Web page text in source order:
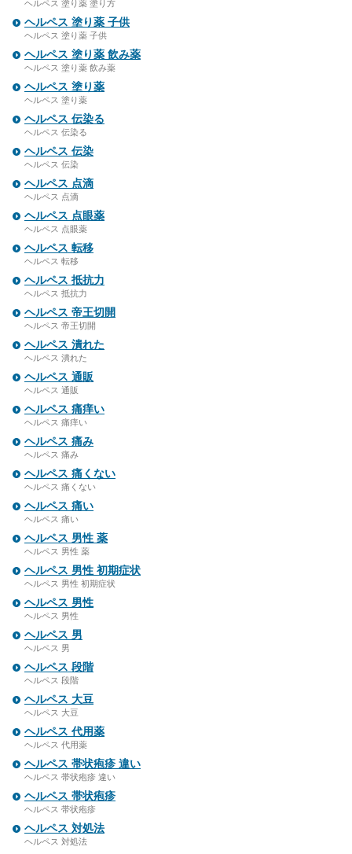
ヘルペス 塗り薬 塗り方
ヘルペス 塗り薬 子供
ヘルペス 塗り薬 子供
ヘルペス 塗り薬 飲み薬
ヘルペス 塗り薬 飲み薬
ヘルペス 塗り薬
ヘルペス 塗り薬
ヘルペス 伝染る
ヘルペス 伝染る
ヘルペス 伝染
ヘルペス 伝染
ヘルペス 点滴
ヘルペス 点滴
ヘルペス 点眼薬
ヘルペス 点眼薬
ヘルペス 転移
ヘルペス 転移
ヘルペス 抵抗力
ヘルペス 抵抗力
ヘルペス 帝王切開
ヘルペス 帝王切開
ヘルペス 潰れた
ヘルペス 潰れた
ヘルペス 通販
ヘルペス 通販
ヘルペス 痛痒い
ヘルペス 痛痒い
ヘルペス 痛み
ヘルペス 痛み
ヘルペス 痛くない
ヘルペス 痛くない
ヘルペス 痛い
ヘルペス 痛い
ヘルペス 男性 薬
ヘルペス 男性 薬
ヘルペス 男性 初期症状
ヘルペス 男性 初期症状
ヘルペス 男性
ヘルペス 男性
ヘルペス 男
ヘルペス 男
ヘルペス 段階
ヘルペス 段階
ヘルペス 大豆
ヘルペス 大豆
ヘルペス 代用薬
ヘルペス 代用薬
ヘルペス 帯状疱疹 違い
ヘルペス 帯状疱疹 違い
ヘルペス 帯状疱疹
ヘルペス 帯状疱疹
ヘルペス 対処法
ヘルペス 対処法